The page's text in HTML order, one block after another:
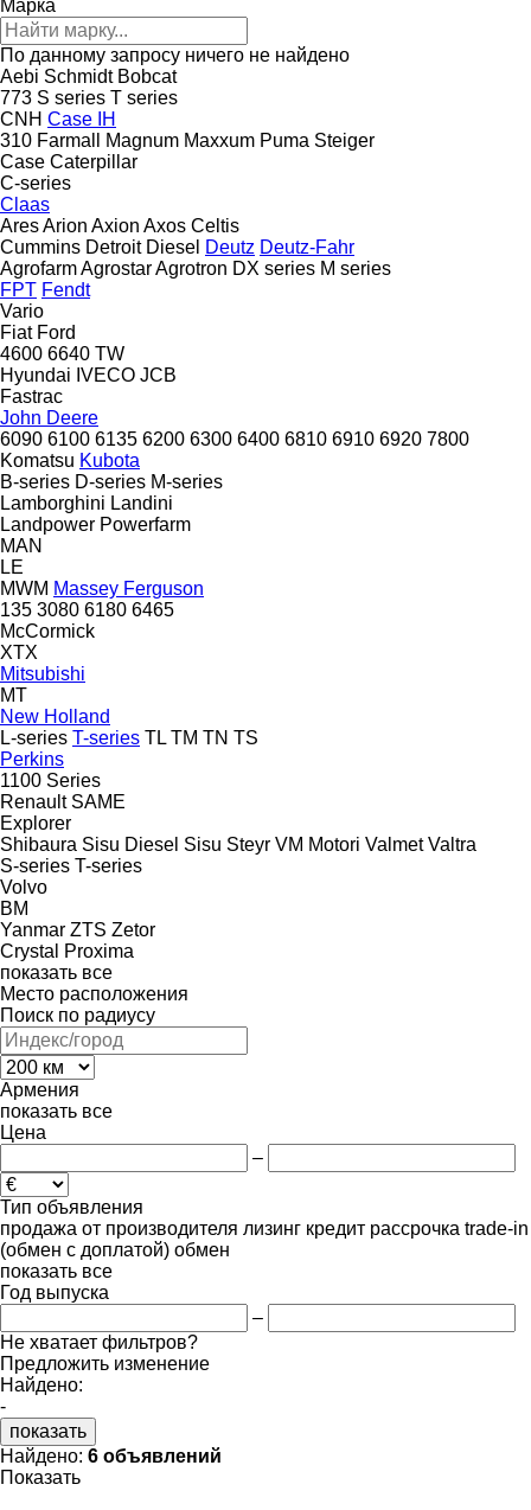
Марка
По данному запросу ничего не найдено
Aebi Schmidt Bobcat
773 S series T series
CNH Case IH
310 Farmall Magnum Maxxum Puma Steiger
Case Caterpillar
C-series
Claas
AresArion Axion Axos Celtis
Cummins Detroit Diesel Deutz Deutz-Fahr
AgrofarmAgrostarAgrotron DX series M series
FPT Fendt
Vario
Fiat Ford
4600 6640 TW
Hyundai IVECO JCB
Fastrac
John Deere
6090 6100 6135 6200 6300 6400 6810 6910 6920 7800
Komatsu Kubota
B-series D-series M-series
Lamborghini Landini
Landpower Powerfarm
MAN
LE
MWM Massey Ferguson
135 3080 6180 6465
McCormick
XTX
Mitsubishi
MT
New Holland
L-series T-series TL TM TN TS
Perkins
1100 Series
Renault SAME
Explorer
Shibaura Sisu Diesel Sisu Steyr VM Motori Valmet Valtra
S-series T-series
Volvo
BM
Yanmar ZTS Zetor
Crystal
Proxima
показать все
Место расположения
Поиск по радиусу
Армения
показать все
Цена
–
Тип объявления
продажа от производителя лизинг кредит рассрочка trade-in
(обмен с доплатой) обмен
показать все
Год выпуска
–
Не хватает фильтров?
Предложить изменение
Найдено:
-
показать
Найдено: 6 объявлений
Показать